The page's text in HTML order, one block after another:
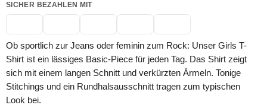
SICHER BEZAHLEN MIT
Ob sportlich zur Jeans oder feminin zum Rock: Unser Girls T-
Shirt ist ein lässiges Basic-Piece für jeden Tag. Das Shirt zeigt
sich mit einem langen Schnitt und verkürzten Ärmeln. Tonige
Stitchings und ein Rundhalsausschnitt tragen zum typischen
Look bei.